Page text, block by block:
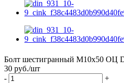
Болт шестигранный М10х50 ОЦ
30 руб./шт
-
+